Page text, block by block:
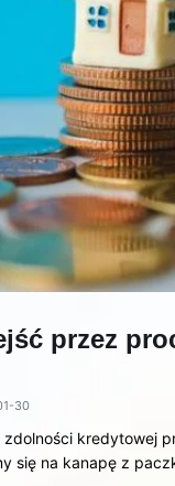
przez
30
kredytowej
się na kanapę z